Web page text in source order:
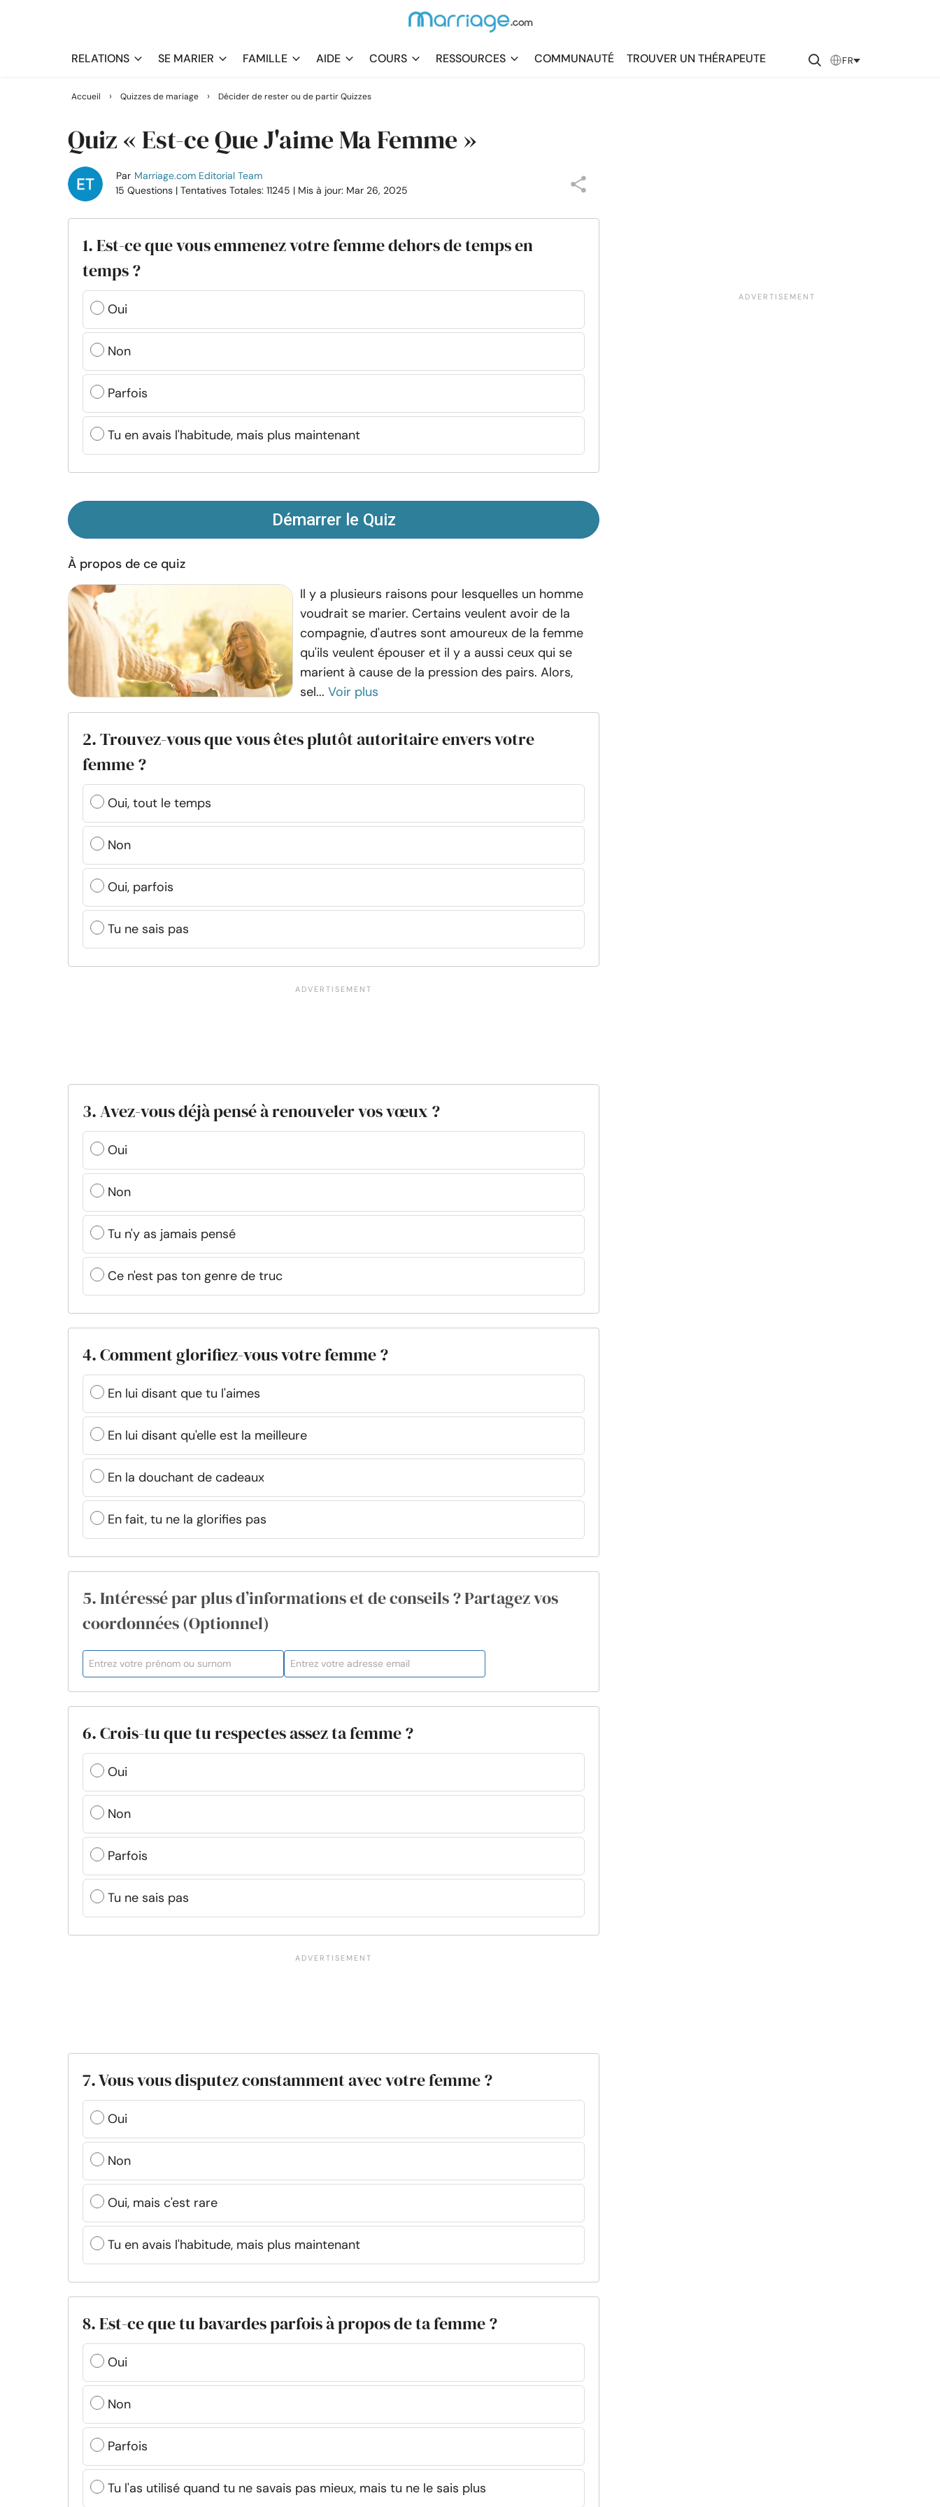
RELATIONS SE MARIER FAMILLE AIDE COURS RESSOURCES COMMUNAUTÉ TROUVER UN THÉRAPEUTE FR
Accueil › Quizzes de mariage › Décider de rester ou de partir Quizzes
Quiz « Est-ce Que J'aime Ma Femme »
Par Marriage.com Editorial Team
15 Questions | Tentatives Totales: 11245 | Mis à jour: Mar 26, 2025
1. Est-ce que vous emmenez votre femme dehors de temps en
temps ?
Oui
Non
Parfois
Tu en avais l'habitude, mais plus maintenant
Démarrer le Quiz
À propos de ce quiz
Il y a plusieurs raisons pour lesquelles un homme
voudrait se marier. Certains veulent avoir de la
compagnie, d'autres sont amoureux de la femme
qu'ils veulent épouser et il y a aussi ceux qui se
marient à cause de la pression des pairs. Alors,
sel... Voir plus
2. Trouvez-vous que vous êtes plutôt autoritaire envers votre
femme ?
Oui, tout le temps
Non
Oui, parfois
Tu ne sais pas
3. Avez-vous déjà pensé à renouveler vos vœux ?
Oui
Non
Tu n'y as jamais pensé
Ce n'est pas ton genre de truc
4. Comment glorifiez-vous votre femme ?
En lui disant que tu l'aimes
En lui disant qu'elle est la meilleure
En la douchant de cadeaux
En fait, tu ne la glorifies pas
5. Intéressé par plus d’informations et de conseils ? Partagez vos
coordonnées (Optionnel)
6. Crois-tu que tu respectes assez ta femme ?
Oui
Non
Parfois
Tu ne sais pas
7. Vous vous disputez constamment avec votre femme ?
Oui
Non
Oui, mais c'est rare
Tu en avais l'habitude, mais plus maintenant
8. Est-ce que tu bavardes parfois à propos de ta femme ?
Oui
Non
Parfois
Tu l'as utilisé quand tu ne savais pas mieux, mais tu ne le sais plus